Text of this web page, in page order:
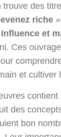
des
riche
Influence et
Ces
et cultiver
contient
des
bon